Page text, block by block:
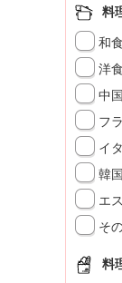
料
和
洋食
中
フ
イ
韓
エ
そ
料